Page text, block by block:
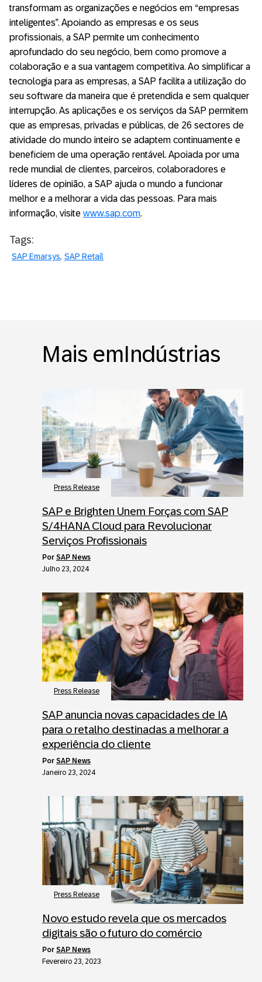
transformam as organizações e negócios em “empresas
inteligentes”. Apoiando as empresas e os seus
profissionais, a SAP permite um conhecimento
aprofundado do seu negócio, bem como promove a
colaboração e a sua vantagem competitiva. Ao simplificar a
tecnologia para as empresas, a SAP facilita a utilização do
seu software da maneira que é pretendida e sem qualquer
interrupção. As aplicações e os serviços da SAP permitem
que as empresas, privadas e públicas, de 26 sectores de
atividade do mundo inteiro se adaptem continuamente e
beneficiem de uma operação rentável. Apoiada por uma
rede mundial de clientes, parceiros, colaboradores e
líderes de opinião, a SAP ajuda o mundo a funcionar
melhor e a melhorar a vida das pessoas. Para mais
informação, visite www.sap.com.
Tags:
SAP Emarsys SAP Retail
Mais emIndústrias
Press Release
SAP e Brighten Unem Forças com SAP
S/4HANA Cloud para Revolucionar
Serviços Profissionais
por SAP News
Julho 23, 2024
Press Release
SAP anuncia novas capacidades de IA
para o retalho destinadas a melhorar a
experiência do cliente
por SAP News
Janeiro 23, 2024
Press Release
Novo estudo revela que os mercados
digitais são o futuro do comércio
por SAP News
Fevereiro 23, 2023